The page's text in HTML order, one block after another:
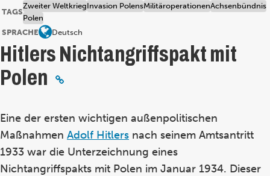
TAGS
Zweiter WeltkriegInvasion PolensMilitäroperationenAchsenbündnis
Polen
SPRACHE
Deutsch
Hitlers Nichtangriffspakt mit
Polen
Eine der ersten wichtigen außenpolitischen
Maßnahmen Adolf Hitlers nach seinem Amtsantritt
1933 war die Unterzeichnung eines
Nichtangriffspakts mit Polen im Januar 1934. Dieser